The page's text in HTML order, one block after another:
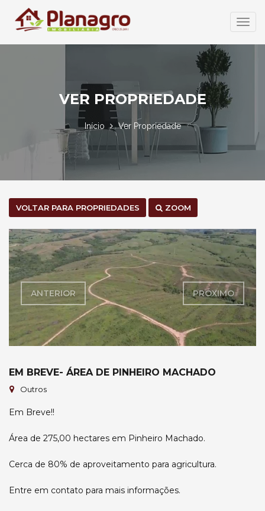
Abrir
VER PROPRIEDADE
Início Ver Propriedade
VOLTAR PARA PROPRIEDADES ZOOM
ANTERIOR PRÓXIMO
EM BREVE- ÁREA DE PINHEIRO MACHADO
Outros
Em Breve!!
Área de 275,00 hectares em Pinheiro Machado.
Cerca de 80% de aproveitamento para agricultura.
Entre em contato para mais informações.